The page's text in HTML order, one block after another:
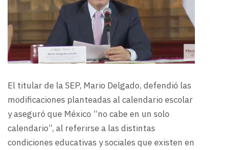
El titular de la SEP, Mario Delgado, defendió las
modificaciones planteadas al calendario escolar
y aseguró que México “no cabe en un solo
calendario”, al referirse a las distintas
condiciones educativas y sociales que existen en